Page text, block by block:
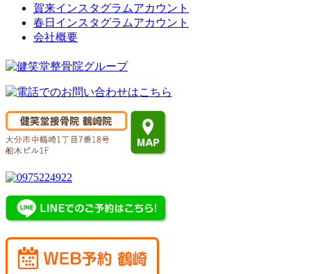
賀来インスタグラムアカウント
春日インスタグラムアカウント
会社概要